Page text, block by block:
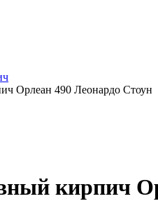
Орлеан 490 Леонардо Стоун
кирпич